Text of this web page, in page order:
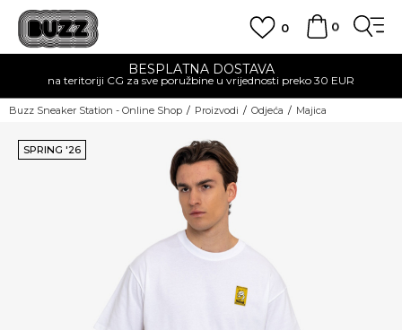
0
0
BESPLATNA DOSTAVA
na teritoriji CG za sve poružbine u vrijednosti preko 30 EUR
Buzz Sneaker Station - Online Shop Proizvodi Odjeća Majica
SPRING '26